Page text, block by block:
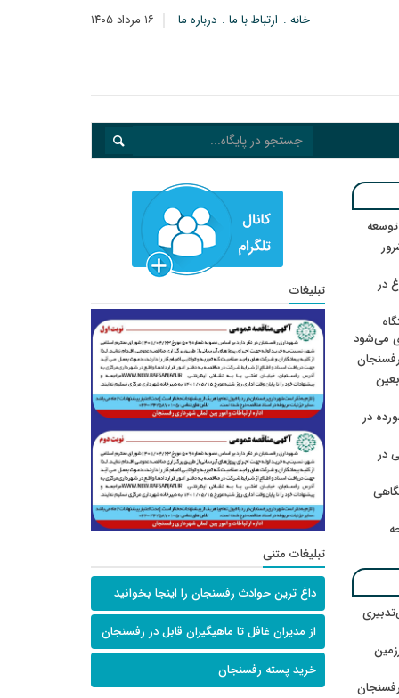
۱۶ مرداد ۱۴۰۵ خانه ارتباط با ما درباره ما
مزدور موساد و ۴ شرور
در
می‌شود
در
در
تبلیغات
تبلیغات متنی
داغ ترین حوادث رفسنجان را اینجا بخوانید
از مدیران غافل تا ماهیگیران قابل در رفسنجان
خرید پسته رفسنجان